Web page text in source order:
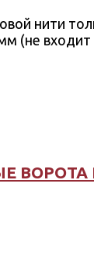
нити
(не
ВОРОТА